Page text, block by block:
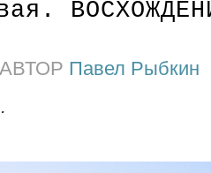
АВТОР Павел Рыбкин
.